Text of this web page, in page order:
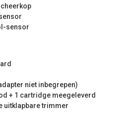
sensor
niet inbegrepen)
+ 1 cartridge meegeleverd
uitklapbare trimmer